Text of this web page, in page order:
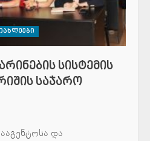
სისტემის
საჯარო
და